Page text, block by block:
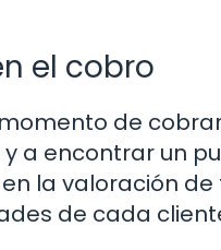
el cobro
de
a encontrar un
la valoración
de cada